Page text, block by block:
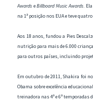
Awards eBillboard Music Awards.
na 1ª posição nos EUA e teve
Aos 18 anos, fundou a Pies
nutrição para mais de 6.000
para outros países, incluindo
Em outubro de 2011, Shakira foi
Obama sobre excelência
treinadora nas 4ª e 6ª temporadas